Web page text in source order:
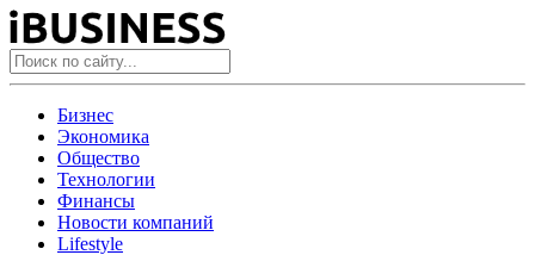
Бизнес
Экономика
Общество
Технологии
Финансы
Новости компаний
Lifestyle